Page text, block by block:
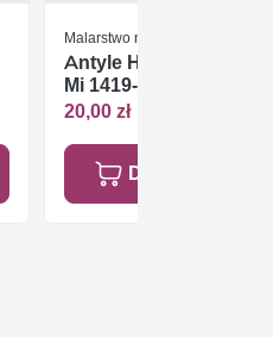
Malarstwo na szkle / witraże
Antyle Holenderskie
Mi 1419-1421 Czyste **
20,00 zł
Dodaj do